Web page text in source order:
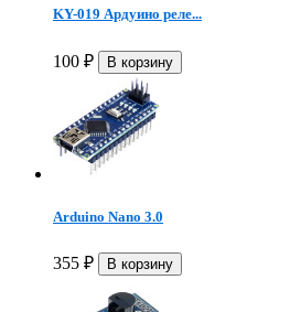
KY-019 Ардуино реле...
100 ₽
Arduino Nano 3.0
355 ₽